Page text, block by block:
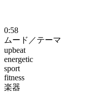
0:58
ムード／テーマ
upbeat
energetic
sport
fitness
楽器